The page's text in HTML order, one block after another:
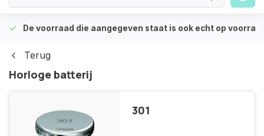
De voorraad die aangegeven staat is ook echt op
Terug
Horloge batterij
301